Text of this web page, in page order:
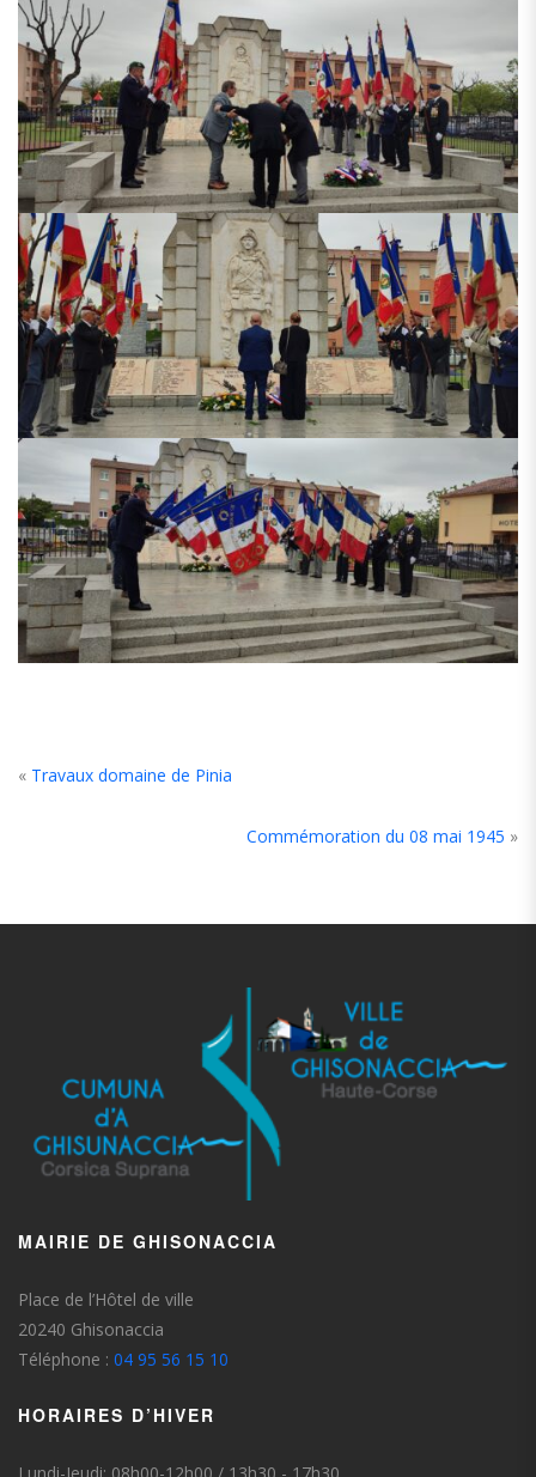
« Travaux domaine de Pinia
Commémoration du 08 mai 1945 »
MAIRIE DE GHISONACCIA
Place de l’Hôtel de ville
20240 Ghisonaccia
Téléphone : 04 95 56 15 10
HORAIRES D’HIVER